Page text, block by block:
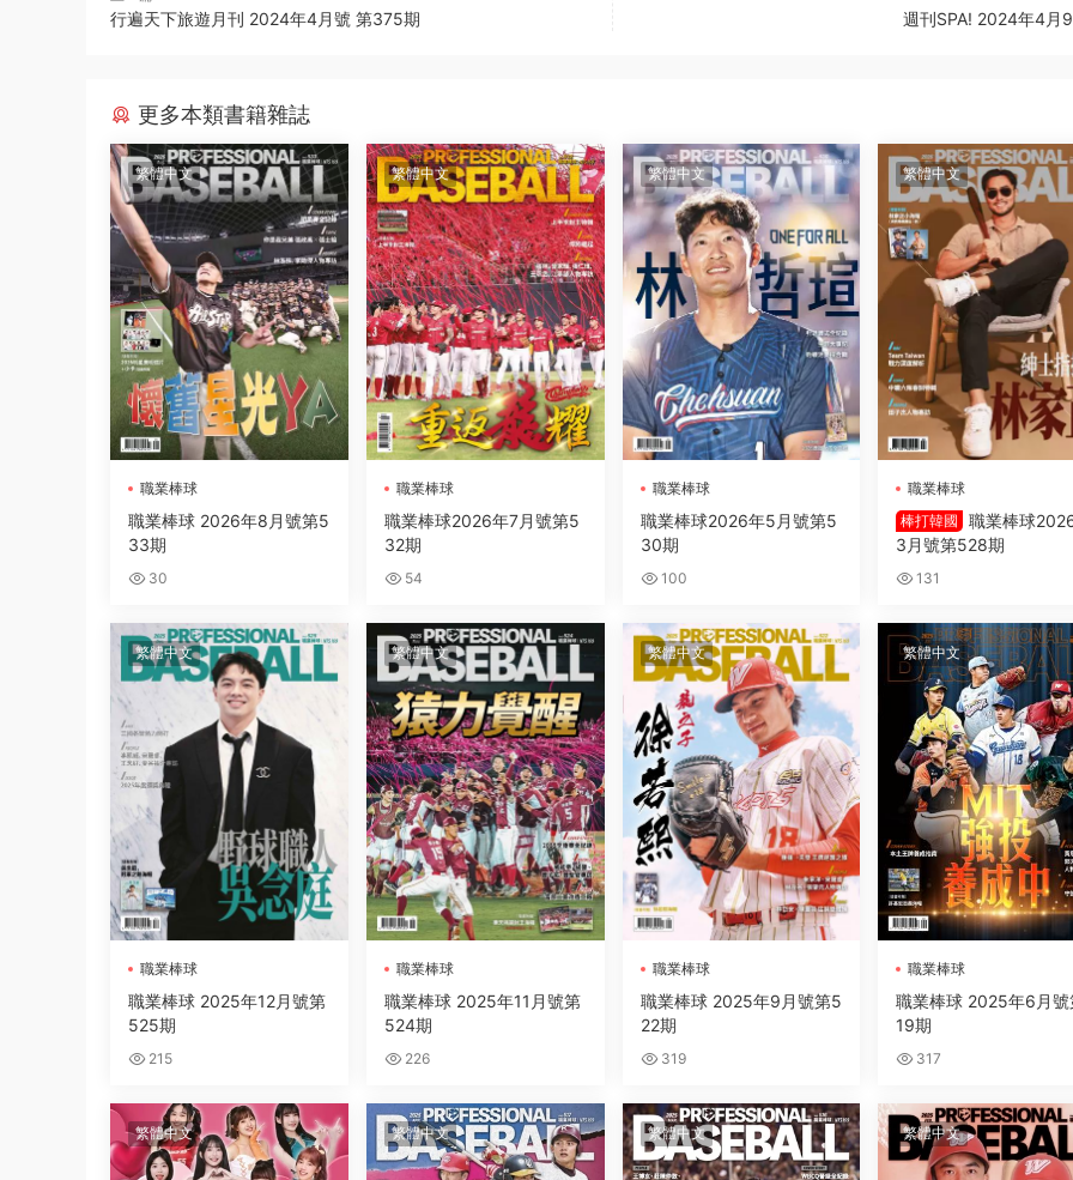
行遍天下旅遊月刊 2024年4月號 第375期 週刊SPA! 2024年4月
更多本類書籍雜誌
繁體中文
職業棒球
職業棒球 2026年8月號第5
33期
30
繁體中文
職業棒球
職業棒球2026年7月號第5
32期
54
繁體中文
職業棒球
職業棒球2026年5月號第5
30期
100
繁體中文
職業棒球
棒打韓國
職業棒球
3月號第528期
131
繁體中文
職業棒球
職業棒球 2025年12月號第
525期
215
繁體中文
職業棒球
職業棒球 2025年11月號第
524期
226
繁體中文
職業棒球
職業棒球 2025年9月號第5
22期
319
繁體中文
職業棒球
職業棒球 2025年6月
19期
317
繁體中文 繁體中文 繁體中文 繁體中文